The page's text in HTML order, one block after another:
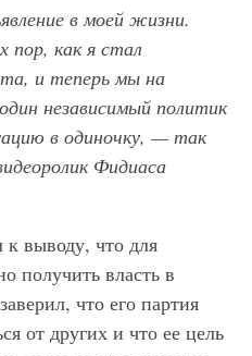
в моей жизни.
пор, как я стал
и теперь мы на
независимый политик
в одиночку, — так
Фидиаса
выводу, что для
получить власть в
что его партия
от других и что ее цель